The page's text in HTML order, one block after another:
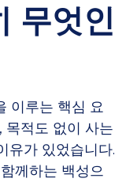
무엇인
이루는 핵심 요
목적도 없이 사는
유가 있었습니다.
께하는 백성으